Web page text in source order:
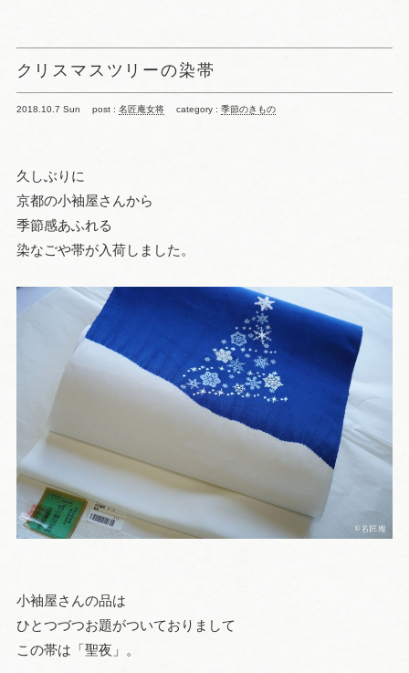
クリスマスツリーの染帯
2018.10.7 Sun post : 名匠庵女将 category : 季節のきもの
久しぶりに
京都の小袖屋さんから
季節感あふれる
染なごや帯が入荷しました。
小袖屋さんの品は
ひとつづつお題がついておりまして
この帯は「聖夜」。